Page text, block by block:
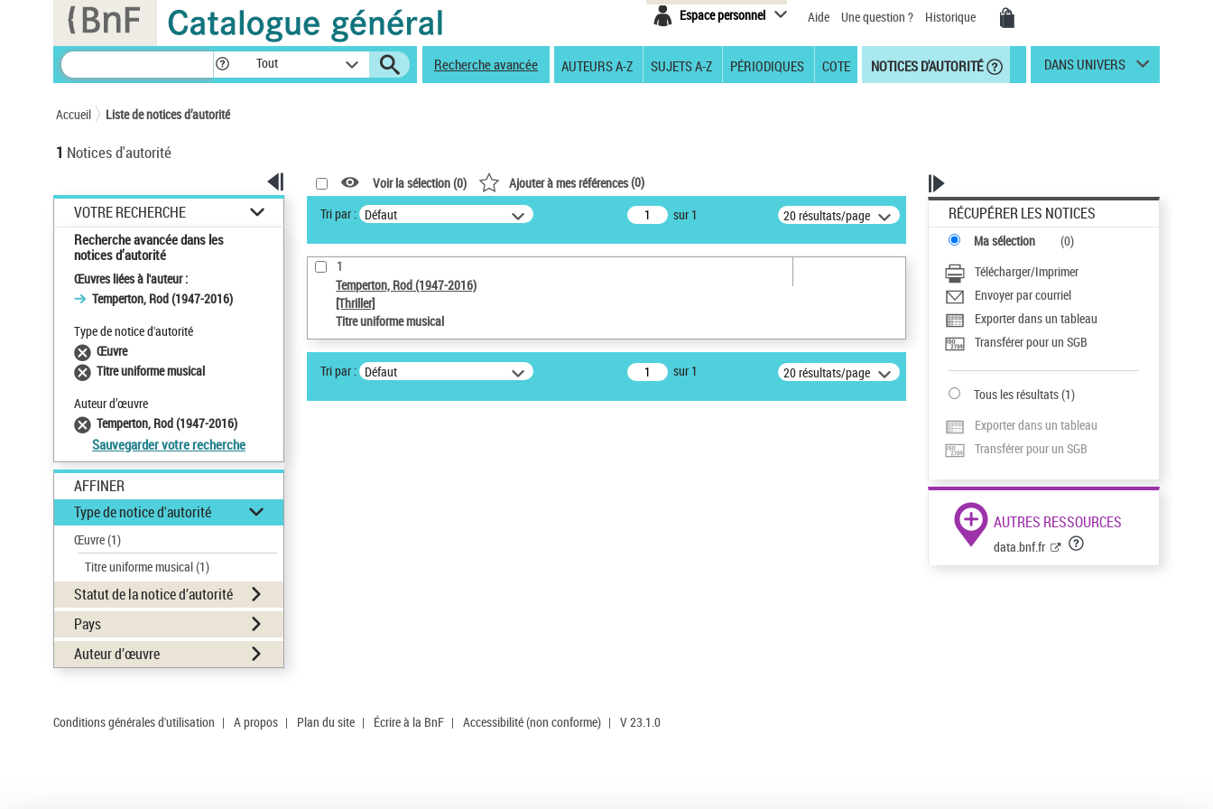
Espace personnel Aide Une question ? Historique
Tout Recherche avancée AUTEURS A-Z SUJETS A-Z PÉRIODIQUES COTE NOTICES D'AUTORITÉ DANS UNIVERS
Accueil Liste de notices d’autorité
1 Notices d'autorité
VOTRE RECHERCHE
Recherche avancée dans les
notices d’autorité
Œuvres liées à l'auteur :
Temperton, Rod (1947-2016)
Type de notice d'autorité
Œuvre
Titre uniforme musical
Auteur d’œuvre
Temperton, Rod (1947-2016)
Sauvegarder votre recherche
AFFINER
Type de notice d'autorité
Œuvre(1)
Titre uniforme musical(1)
Statut de la notice d’autorité
Pays
Auteur d’œuvre
Voir la sélection (0) Ajouter à mes références(0)
Tri par : Défaut sur 1 20 résultats/page
1
Temperton, Rod (1947-2016)
[Thriller]
Titre uniforme musical
Tri par : Défaut sur 1 20 résultats/page
RÉCUPÉRER LES NOTICES
Ma sélection (0)
Télécharger/Imprimer
Envoyer par courriel
Exporter dans un tableau
Transférer pour un SGB
Tous les résultats(1)
Exporter dans un tableau
Transférer pour un SGB
AUTRES RESSOURCES
data.bnf.fr
Conditions générales d'utilisation | A propos | Plan du site | Écrire à la BnF | Accessibilité (non conforme) | V 23.1.0
Panneau de gestion des cookies